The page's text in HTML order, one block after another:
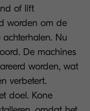
of lift
worden om de
Nu
De machines
worden, wat
verbetert.
doel. Kone